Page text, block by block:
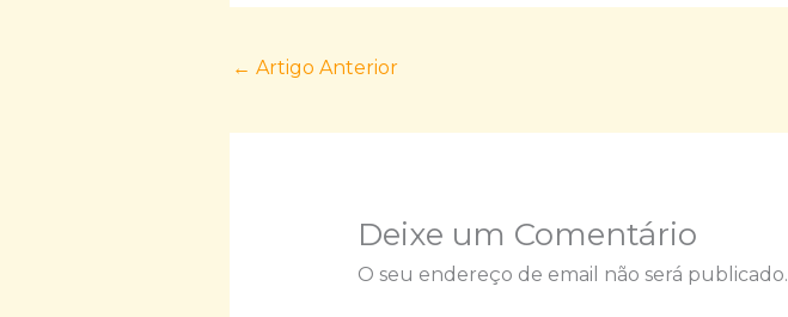
← Artigo Anterior
Deixe um Comentário
O seu endereço de email não será publicado.